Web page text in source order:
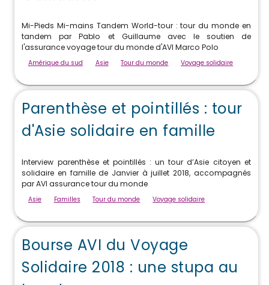
Mi-Pieds Mi-mains Tandem World-tour : tour du monde en
tandem par Pablo et Guillaume avec le soutien de
l'assurance voyage tour du monde d'AVI Marco Polo
Amérique du sud Asie Tour du monde Voyage solidaire
Parenthèse et pointillés : tour
d'Asie solidaire en famille
Interview parenthèse et pointillés : un tour d’Asie citoyen et
solidaire en famille de Janvier à juillet 2018, accompagnés
par AVI assurance tour du monde
Asie Familles Tour du monde Voyage solidaire
Bourse AVI du Voyage
Solidaire 2018 : une stupa au